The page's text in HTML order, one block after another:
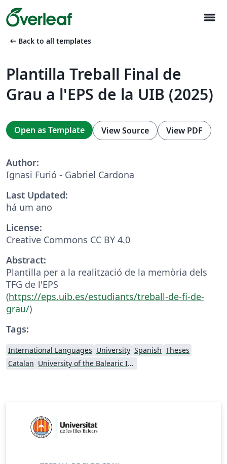
menu
arrow_left_alt Back to all templates
Plantilla Treball Final de
Grau a l'EPS de la UIB (2025)
Open as Template View Source View PDF
Author:
Ignasi Furió - Gabriel Cardona
Last Updated:
há um ano
License:
Creative Commons CC BY 4.0
Abstract:
Plantilla per a la realització de la memòria dels
TFG de l'EPS
(https://eps.uib.es/estudiants/treball-de-fi-de-
grau/)
Tags:
International Languages University Spanish Theses
Catalan
University of the Balearic Islands